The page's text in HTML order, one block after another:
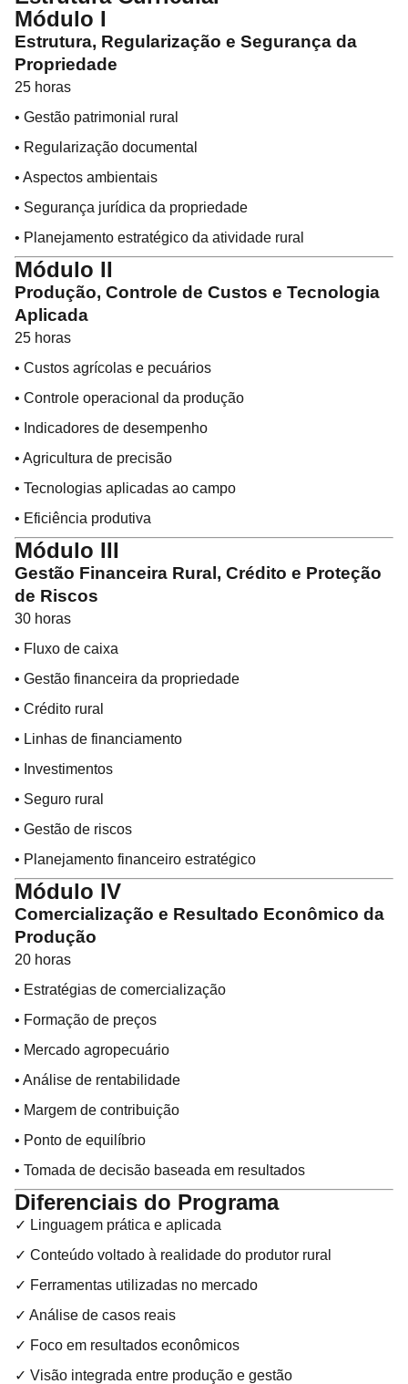
Módulo I
Estrutura, Regularização e Segurança da
Propriedade
25 horas
• Gestão patrimonial rural
• Regularização documental
• Aspectos ambientais
• Segurança jurídica da propriedade
• Planejamento estratégico da atividade rural
Módulo II
Produção, Controle de Custos e Tecnologia
Aplicada
25 horas
• Custos agrícolas e pecuários
• Controle operacional da produção
• Indicadores de desempenho
• Agricultura de precisão
• Tecnologias aplicadas ao campo
• Eficiência produtiva
Módulo III
Gestão Financeira Rural, Crédito e Proteção
de Riscos
30 horas
• Fluxo de caixa
• Gestão financeira da propriedade
• Crédito rural
• Linhas de financiamento
• Investimentos
• Seguro rural
• Gestão de riscos
• Planejamento financeiro estratégico
Módulo IV
Comercialização e Resultado Econômico da
Produção
20 horas
• Estratégias de comercialização
• Formação de preços
• Mercado agropecuário
• Análise de rentabilidade
• Margem de contribuição
• Ponto de equilíbrio
• Tomada de decisão baseada em resultados
Diferenciais do Programa
✓ Linguagem prática e aplicada
✓ Conteúdo voltado à realidade do produtor rural
✓ Ferramentas utilizadas no mercado
✓ Análise de casos reais
✓ Foco em resultados econômicos
✓ Visão integrada entre produção e gestão